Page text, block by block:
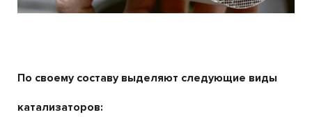
По своему составу выделяют следующие виды
катализаторов: